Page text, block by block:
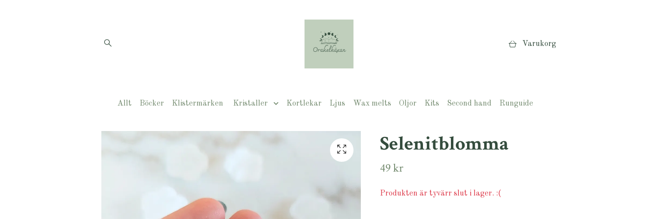
Varukorg
Allt Böcker Klistermärken Kristaller Kortlekar Ljus Wax melts Oljor Kits Second hand Runguide
Selenitblomma
49 kr
Produkten är tyvärr slut i lager. :(